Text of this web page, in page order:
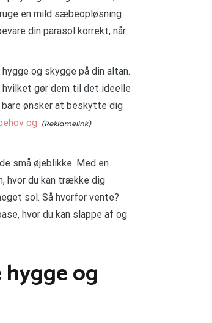
en mild sæbeopløsning
din parasol korrekt, når
og skygge på din altan.
gør dem til det ideelle
bare ønsker at beskytte dig
og
små øjeblikke. Med en
hvor du kan trække dig
sol. Så hvorfor vente?
hvor du kan slappe af og
og